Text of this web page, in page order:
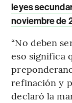
leyes
noviembre de
“No deben
eso significa
refinación y
declaró la